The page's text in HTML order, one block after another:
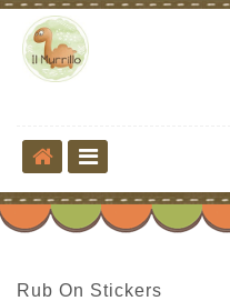
Rub On Stickers